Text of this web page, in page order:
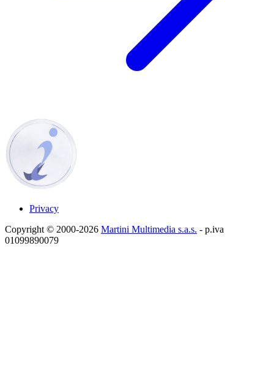
Privacy
Copyright © 2000-2026 Martini Multimedia s.a.s. - p.iva
01099890079